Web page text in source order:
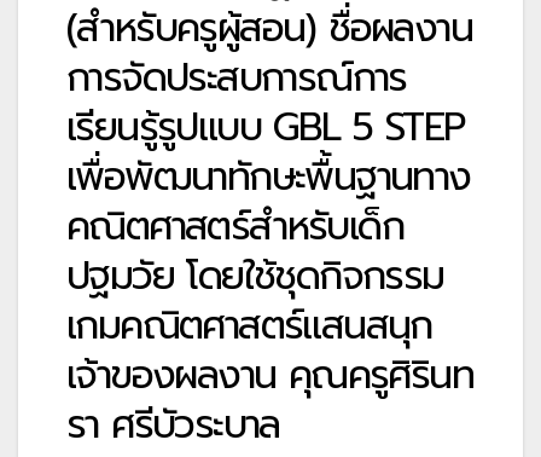
(สำหรับครูผู้สอน) ชื่อผลงาน
การจัดประสบการณ์การ
เรียนรู้รูปแบบ GBL 5 STEP
เพื่อพัฒนาทักษะพื้นฐานทาง
คณิตศาสตร์สำหรับเด็ก
ปฐมวัย โดยใช้ชุดกิจกรรม
เกมคณิตศาสตร์แสนสนุก
เจ้าของผลงาน คุณครูศิรินท
รา ศรีบัวระบาล